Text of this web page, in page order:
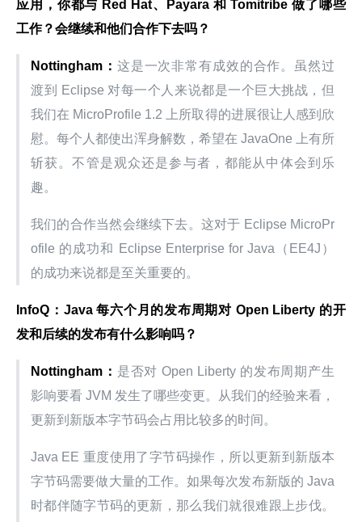
应用，你都与 Red Hat、Payara 和 Tomitribe 做了哪些
工作？会继续和他们合作下去吗？
Nottingham： 这是一次非常有成效的合作。虽然过
渡到 Eclipse 对每一个人来说都是一个巨大挑战，但
我们在 MicroProfile 1.2 上所取得的进展很让人感到欣
慰。每个人都使出浑身解数，希望在 JavaOne 上有所
斩获。不管是观众还是参与者，都能从中体会到乐
趣。
我们的合作当然会继续下去。这对于 Eclipse MicroPr
ofile 的成功和 Eclipse Enterprise for Java（EE4J）
的成功来说都是至关重要的。
InfoQ：Java 每六个月的发布周期对 Open Liberty 的开
发和后续的发布有什么影响吗？
Nottingham： 是否对 Open Liberty 的发布周期产生
影响要看 JVM 发生了哪些变更。从我们的经验来看，
更新到新版本字节码会占用比较多的时间。
Java EE 重度使用了字节码操作，所以更新到新版本
字节码需要做大量的工作。如果每次发布新版的 Java
时都伴随字节码的更新，那么我们就很难跟上步伐。